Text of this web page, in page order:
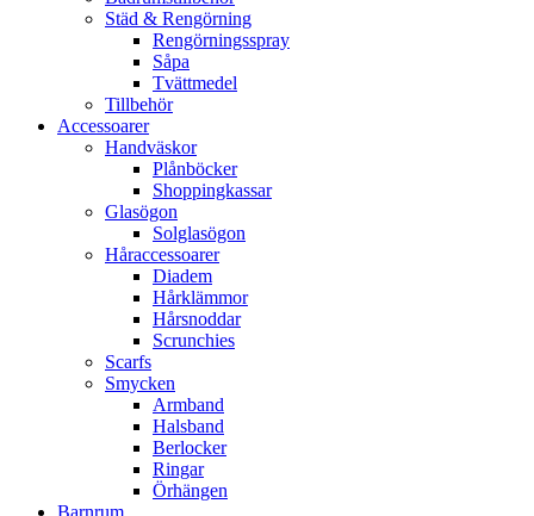
Städ & Rengörning
Rengörningsspray
Såpa
Tvättmedel
Tillbehör
Accessoarer
Handväskor
Plånböcker
Shoppingkassar
Glasögon
Solglasögon
Håraccessoarer
Diadem
Hårklämmor
Hårsnoddar
Scrunchies
Scarfs
Smycken
Armband
Halsband
Berlocker
Ringar
Örhängen
Barnrum